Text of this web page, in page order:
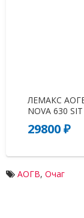
ЛЕМАКС
NOVA 630 SIT
29800 ₽
АОГВ, Очаг